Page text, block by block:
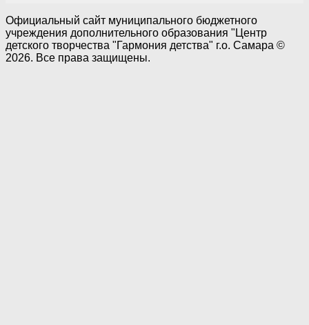
Официальный сайт муниципального бюджетного
учреждения дополнительного образования "Центр
детского творчества "Гармония детства" г.о. Самара ©
2026. Все права защищены.